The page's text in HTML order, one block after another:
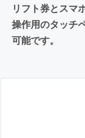
リフト券とスマ
操作用のタッチ
可能です。